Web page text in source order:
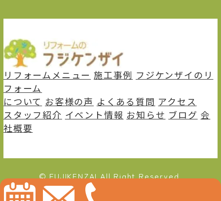
リフォームメニュー 施⼯事例 フジケンザイのリ
フォーム
について お客様の声 よくある質問 アクセス
スタッフ紹介 イベント情報 お知らせ ブログ 会
社概要
© FUJIKENZAI All Right Reserved.